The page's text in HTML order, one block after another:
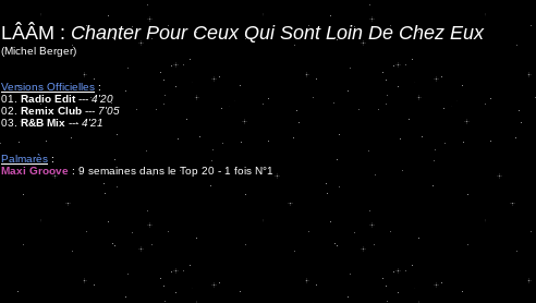
LÂÂM : Chanter Pour Ceux Qui Sont Loin De Chez Eux
(Michel Berger)
Versions Officielles :
01. Radio Edit---4'20
02. Remix Club --- 7'05
03.R&B Mix --- 4'21
Palmarès :
Maxi Groove : 9 semaines dans le Top 20 - 1 fois N°1